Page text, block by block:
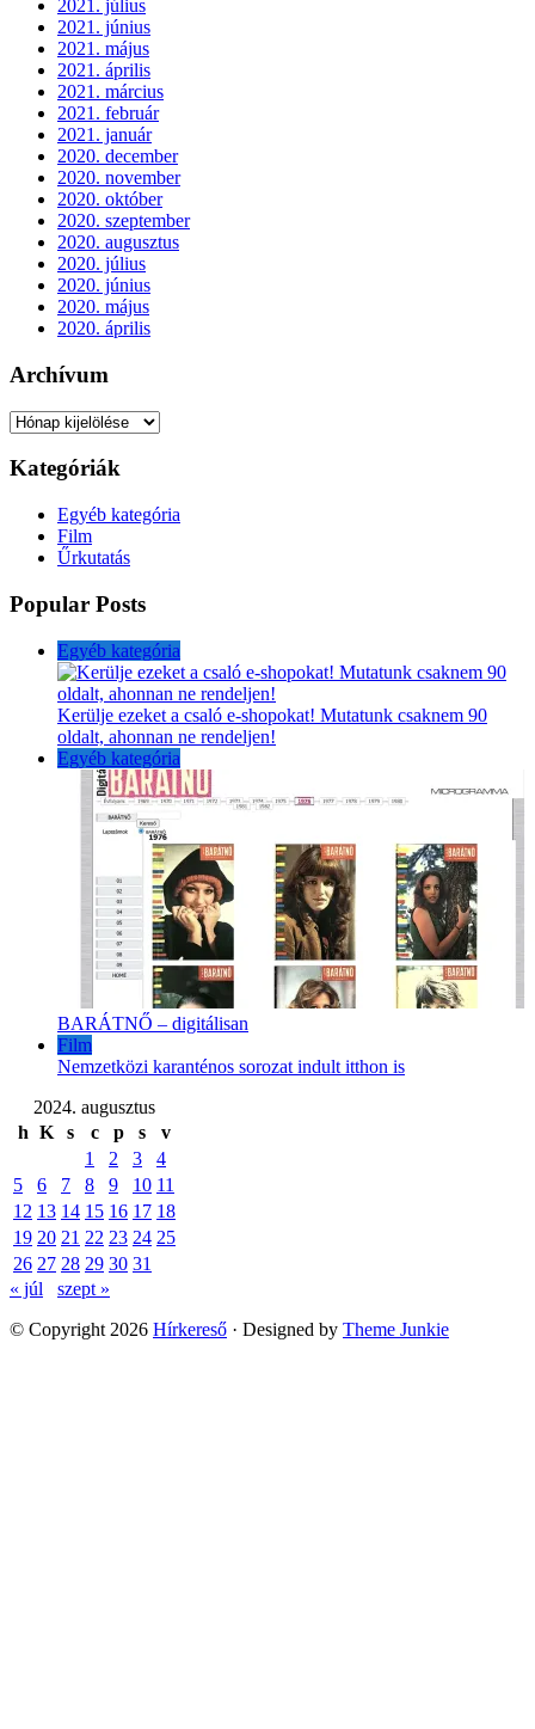
2021. július
2021. június
2021. május
2021. április
2021. március
2021. február
2021. január
2020. december
2020. november
2020. október
2020. szeptember
2020. augusztus
2020. július
2020. június
2020. május
2020. április
Archívum
Archívum
Kategóriák
Egyéb kategória
Film
Űrkutatás
Popular Posts
Egyéb kategória
Kerülje ezeket a csaló e-shopokat! Mutatunk csaknem 90
oldalt, ahonnan ne rendeljen!
Egyéb kategória
BARÁTNŐ – digitálisan
Film
Nemzetközi karanténos sorozat indult itthon is
2024. augusztus
h K s c p s
v
1
2 3
4
5
6 7 8 9 10 11
12 13 14 15 16 17 18
19 20 21 22 23 24 25
26 27 28 29 30 31
« júl
szept »
© Copyright 2026 Hírkereső · Designed by Theme Junkie